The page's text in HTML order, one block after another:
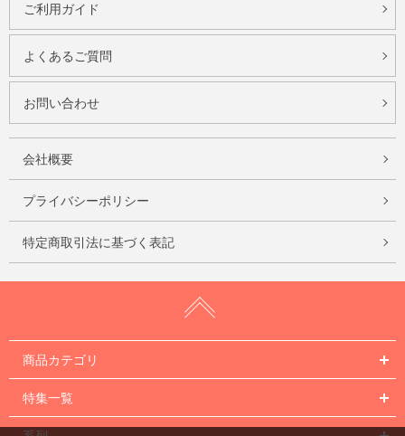
ご利用ガイド
よくあるご質問
お問い合わせ
会社概要
プライバシーポリシー
特定商取引法に基づく表記
商品カテゴリ
特集一覧